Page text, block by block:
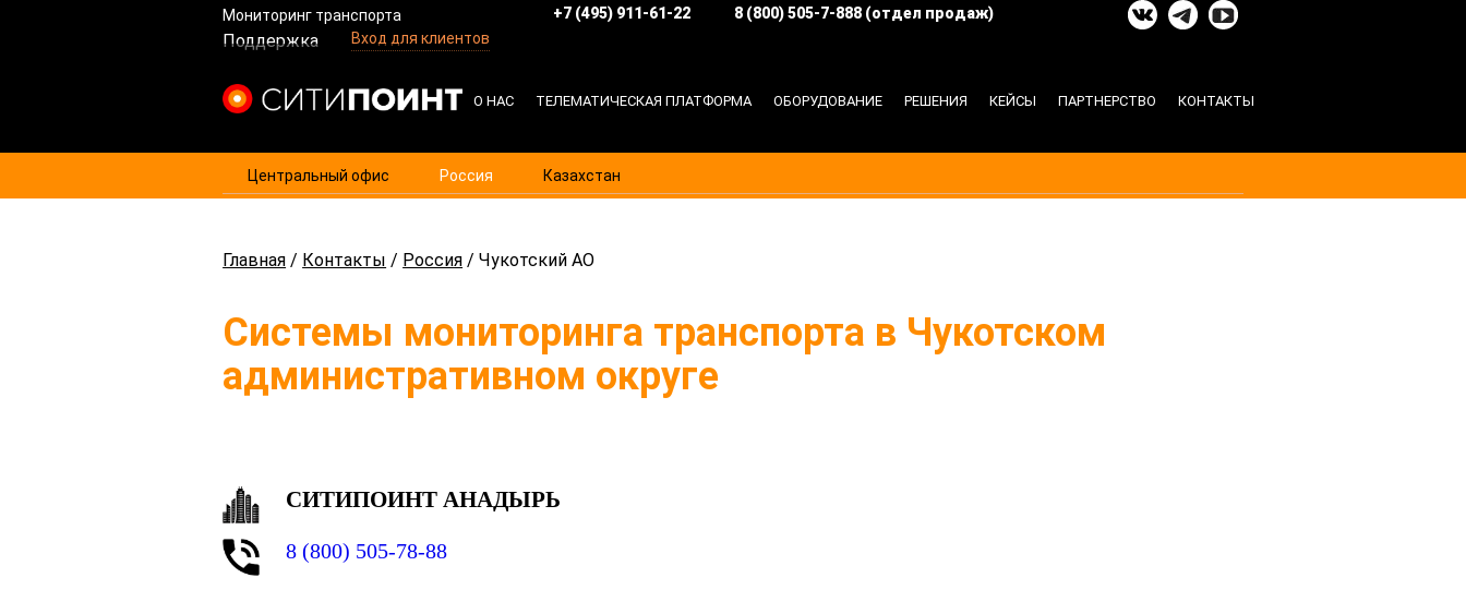
Мониторинг транспорта +7 (495) 911-61-22 8 (800) 505-7-888 (отдел продаж)
Поддержка Вход для клиентов
О НАС ТЕЛЕМАТИЧЕСКАЯ ПЛАТФОРМА ОБОРУДОВАНИЕ РЕШЕНИЯ КЕЙСЫ ПАРТНЕРСТВО КОНТАКТЫ
Центральный офис Россия Казахстан
Главная / Контакты / Россия /Чукотский АО
Системы мониторинга транспорта в Чукотском
административном округе
СИТИПОИНТ АНАДЫРЬ
8 (800) 505-78-88